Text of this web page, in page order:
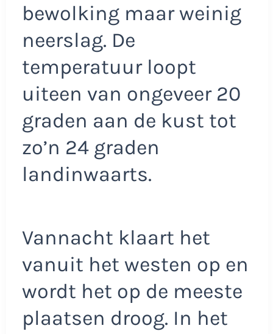
bewolking maar weinig
neerslag. De
temperatuur loopt
uiteen van ongeveer 20
graden aan de kust tot
zo’n 24 graden
landinwaarts.
Vannacht klaart het
vanuit het westen op en
wordt het op de meeste
plaatsen droog. In het